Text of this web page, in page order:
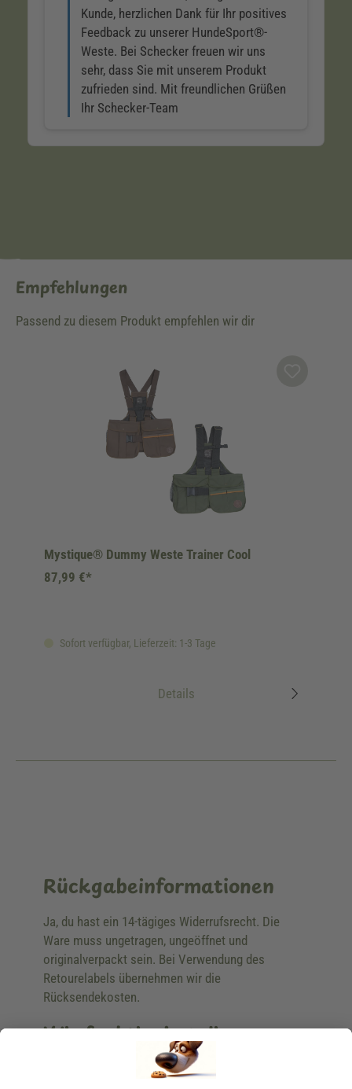
Empfehlungen
Passend zu diesem Produkt empfehlen wir dir
Mystique® Dummy Weste Trainer Cool
Sofort verfügbar, Lieferzeit: 1-3 Tage
87,99 €*
Details
Rückgabeinformationen
Ja, du hast ein 14-tägiges Widerrufsrecht. Die
Ware muss ungetragen, ungeöffnet und
originalverpackt sein. Bei Verwendung des
Retourelabels übernehmen wir die
Rücksendekosten.
Wie funktioniert die
Rücksendung?